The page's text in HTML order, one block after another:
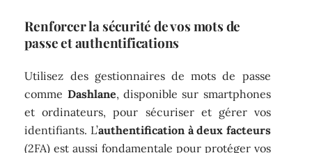
Renforcer la sécurité de vos mots de
passe et authentifications
Utilisez des gestionnaires de mots de passe
comme Dashlane, disponible sur smartphones
et ordinateurs, pour sécuriser et gérer vos
identifiants. L’authentification à deux facteurs
(2FA) est aussi fondamentale pour protéger vos